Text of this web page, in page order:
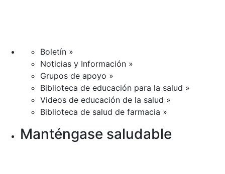
Boletín »
Noticias y Información »
Grupos de apoyo »
Biblioteca de educación para la salud »
Videos de educación de la salud »
Biblioteca de salud de farmacia »
Manténgase saludable